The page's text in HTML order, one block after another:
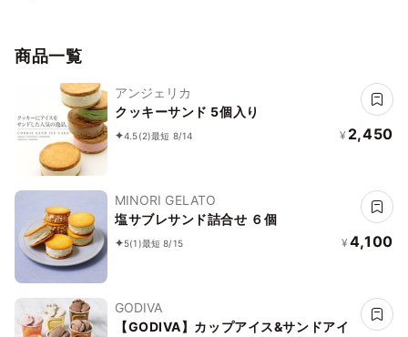
商品一覧
アンジェリカ
クッキーサンド 5個入り
4.5(2)最短 8/14 ¥ 2,450
MINORI GELATO
塩サブレサンド詰合せ ６個
5(1)最短 8/15 ¥ 4,100
GODIVA
【GODIVA】カップアイス&サンドアイ